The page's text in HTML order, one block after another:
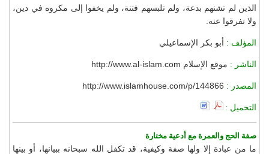
الذين لم تشنهم بدعة، ولم تلبسهم فتنة، ولم يخفوا إلى مكروه في دين،
ولا تفرقوا عنه.
المؤلف : أبو بكر الإسماعيلي
الناشر : موقع الإسلام http://www.al-islam.com
المصدر : http://www.islamhouse.com/p/144866
التحميل :
صفة الحج والعمرة مع أدعية مختارة
ما من عبادة إلا ولها صفة وكيفية، قد تكفل الله سبحانه ببيانها، أو بينها